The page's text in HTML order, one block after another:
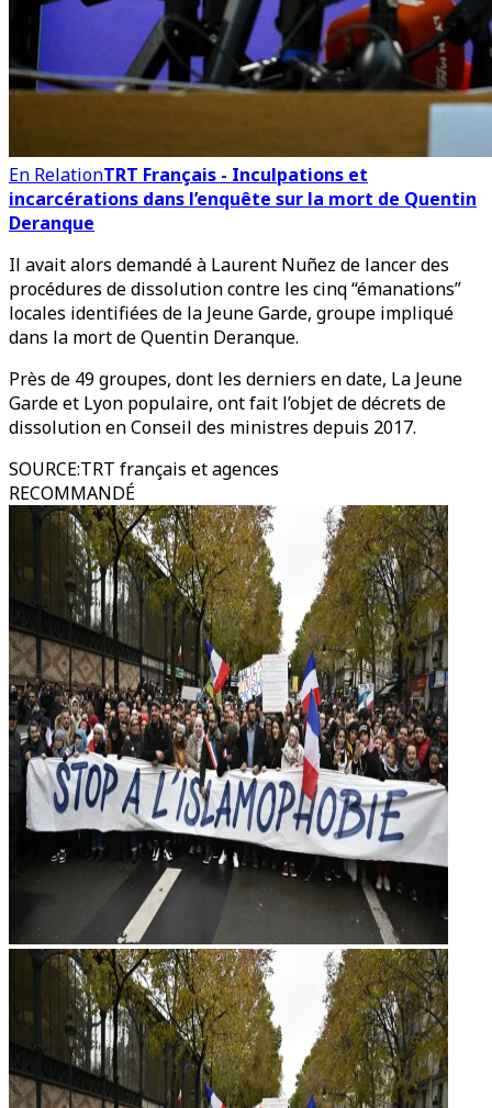
En RelationTRT Français - Inculpations et
incarcérations dans l’enquête sur la mort de Quentin
Deranque
Il avait alors demandé à Laurent Nuñez de lancer des
procédures de dissolution contre les cinq “émanations”
locales identifiées de la Jeune Garde, groupe impliqué
dans la mort de Quentin Deranque.
Près de 49 groupes, dont les derniers en date, La Jeune
Garde et Lyon populaire, ont fait l’objet de décrets de
dissolution en Conseil des ministres depuis 2017.
SOURCE:TRT français et agences
RECOMMANDÉ